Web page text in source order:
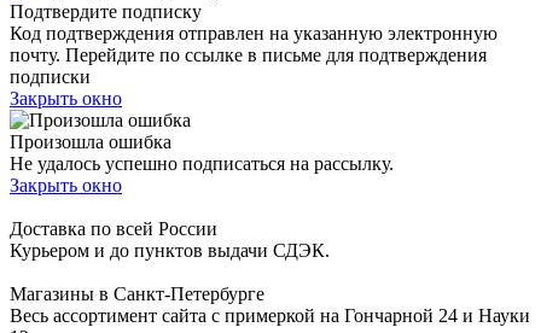
Подтвердите подписку
Код подтверждения отправлен на указанную электронную
почту. Перейдите по ссылке в письме для подтверждения
подписки
Закрыть окно
Произошла ошибка
Не удалось успешно подписаться на рассылку.
Закрыть окно
Доставка по всей России
Курьером и до пунктов выдачи СДЭК.
Магазины в Санкт-Петербурге
Весь ассортимент сайта с примеркой на Гончарной 24 и Науки